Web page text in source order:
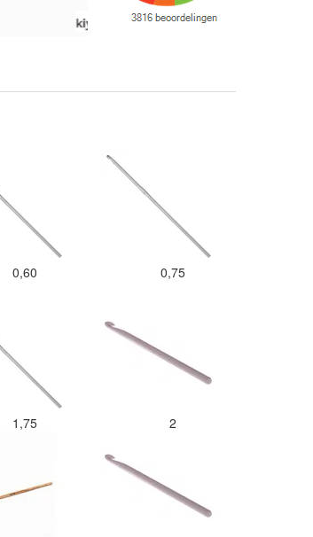
0,60 0,75
1,75 2